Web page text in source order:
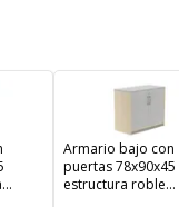
Armario bajo con
puertas 78x90x45
estructura roble